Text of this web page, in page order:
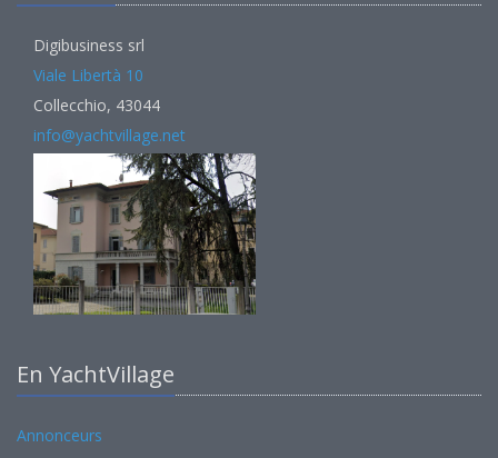
Digibusiness srl
Viale Libertà 10
Collecchio, 43044
info@yachtvillage.net
En YachtVillage
Annonceurs